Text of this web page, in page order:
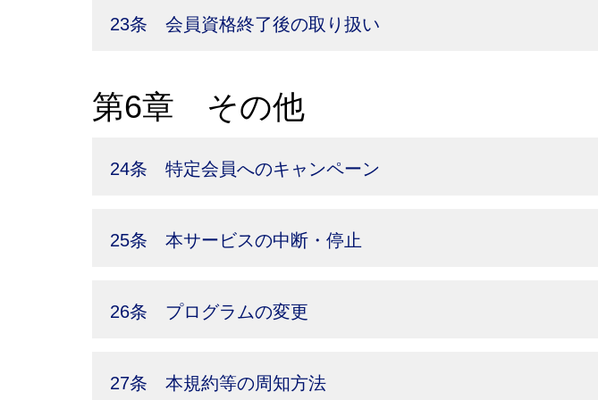
23条 会員資格終了後の取り扱い
第6章 その他
24条 特定会員へのキャンペーン
25条 本サービスの中断・停止
26条 プログラムの変更
27条 本規約等の周知方法